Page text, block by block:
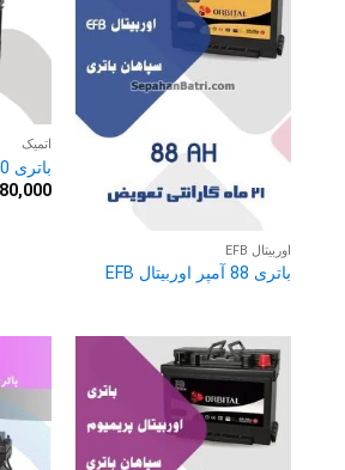
اوربیتال EFB
باتری 88 آمپر اوربیتال EFB
اتمیک
باتری 90 آمپر اتمیک